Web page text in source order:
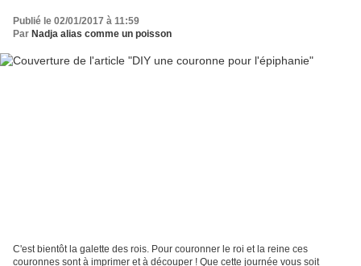
Publié le 02/01/2017 à 11:59
Par Nadja alias comme un poisson
C'est bientôt la galette des rois. Pour couronner le roi et la reine ces
couronnes sont à imprimer et à découper ! Que cette journée vous soit